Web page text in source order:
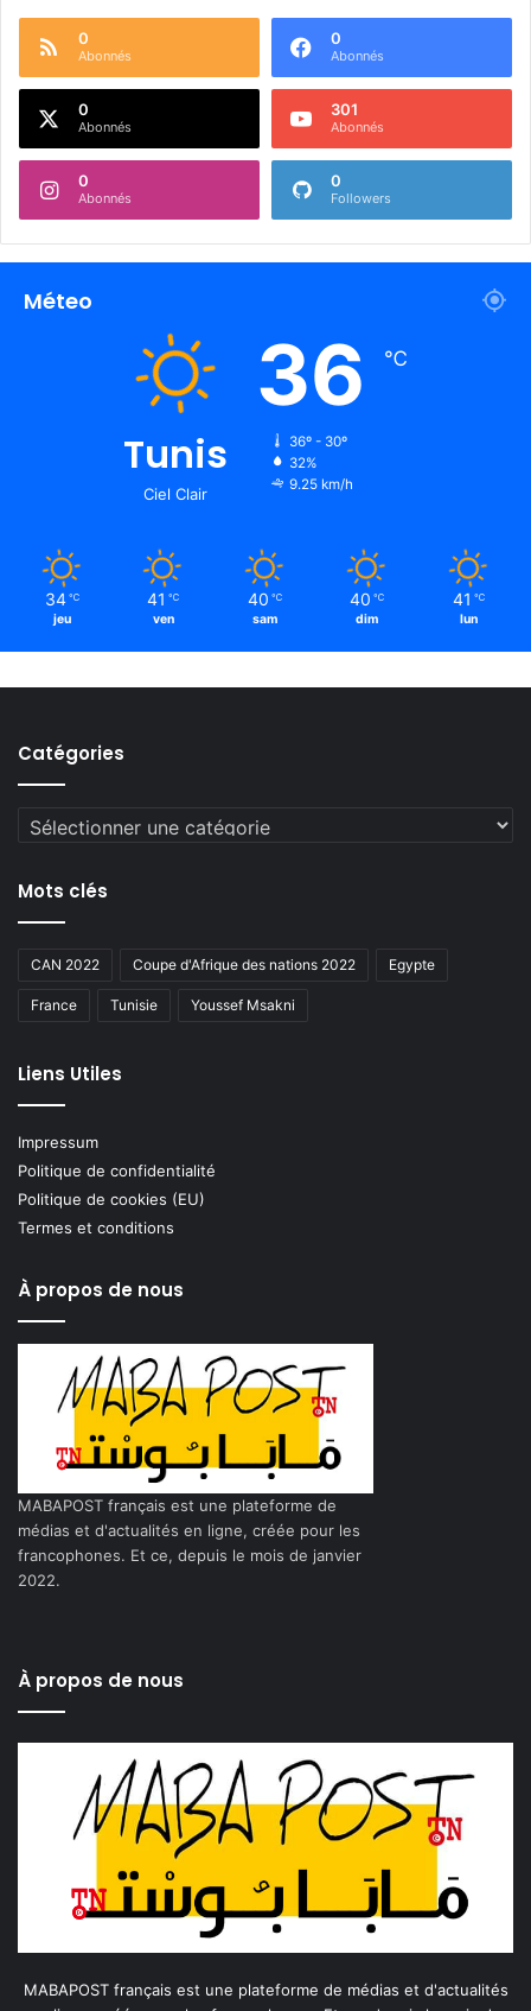
0
Abonnés
0
Abonnés
0
Abonnés
301
Abonnés
0
Abonnés
0
Followers
Méteo
Tunis
Ciel Clair
36 ℃
36º - 30º
32%
9.25 km/h
34 ℃
jeu
41 ℃
ven
40 ℃
sam
40 ℃
dim
41 ℃
lun
Catégories
Catégories
Mots clés
CAN 2022 Coupe d'Afrique des nations 2022 Egypte
France Tunisie Youssef Msakni
Liens Utiles
Impressum
Politique de confidentialité
Politique de cookies (EU)
Termes et conditions
À propos de nous
MABAPOST français est une plateforme de
médias et d'actualités en ligne, créée pour les
francophones. Et ce, depuis le mois de janvier
2022.
À propos de nous
MABAPOST français est une plateforme de médias et d'actualités